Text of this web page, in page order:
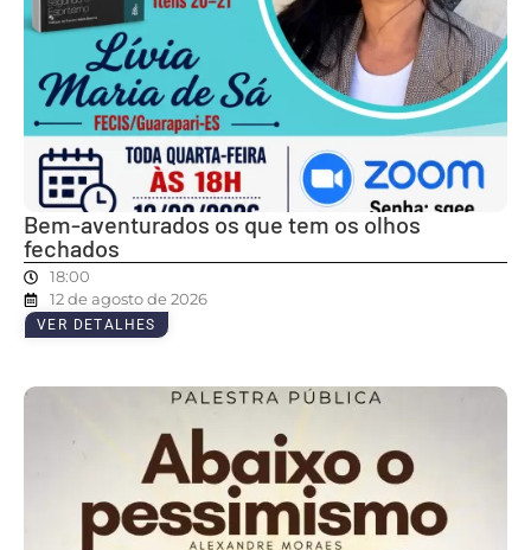
Bem-aventurados os que tem os olhos
fechados
18:00
12 de agosto de 2026
VER DETALHES